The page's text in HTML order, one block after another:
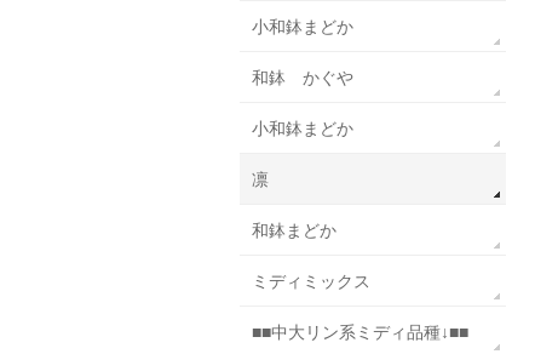
小和鉢まどか
和鉢 かぐや
小和鉢まどか
凛
和鉢まどか
ミディミックス
■■中大リン系ミディ品種↓■■